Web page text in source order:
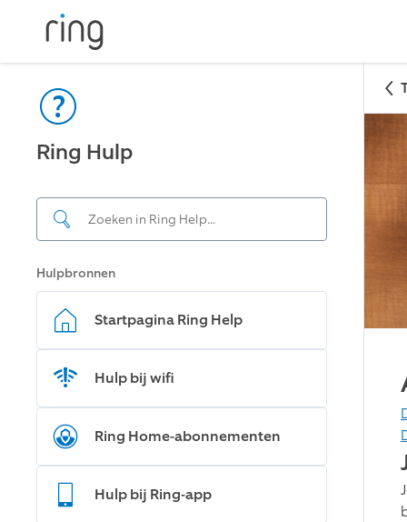
Ring Hulp
Hulpbronnen
Startpagina Ring Help
Hulp bij wifi
Ring Home-abonnementen
Hulp bij Ring-app